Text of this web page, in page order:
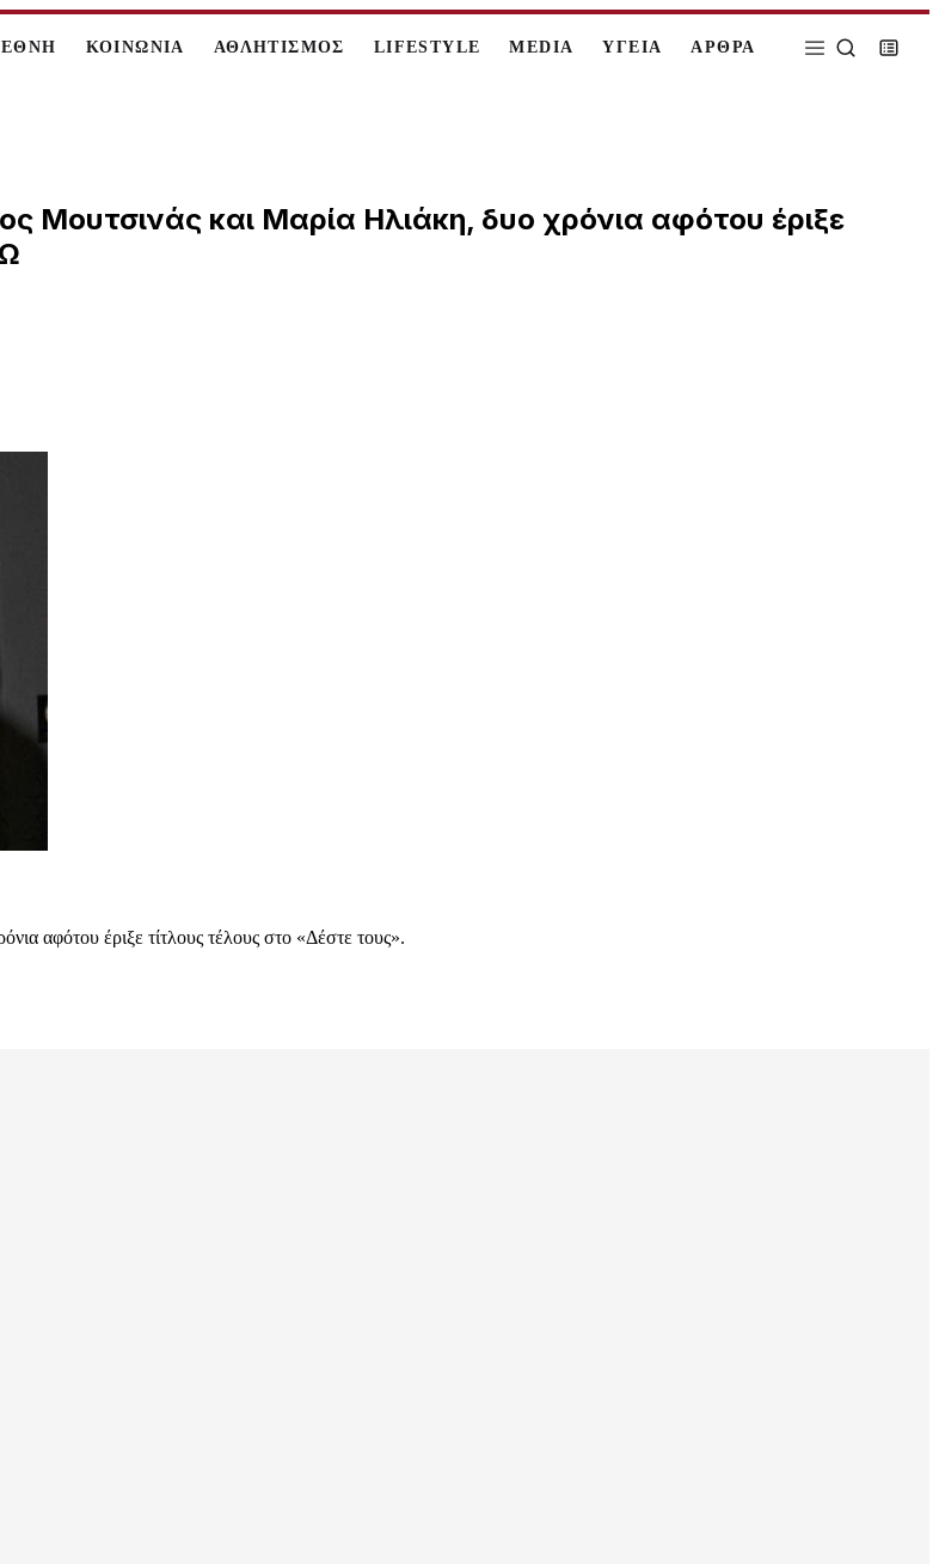
ΚΟΙΝΩΝΙΑ ΑΘΛΗΤΙΣΜΟΣ LIFESTYLE MEDIA ΥΓΕΙΑ ΑΡΘΡΑ
Μουτσινάς και Μαρία Ηλιάκη, δυο χρόνια αφότου έριξε
αφότου έριξε τίτλους τέλους στο «Δέστε τους».